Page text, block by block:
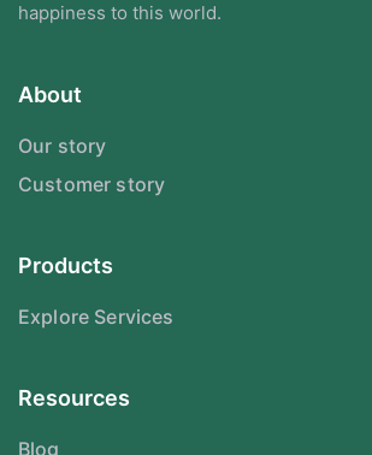
happiness to this world.
About
Our story
Customer story
Products
Explore Services
Resources
Blog